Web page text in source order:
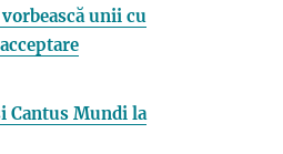
unii cu
Cantus Mundi la